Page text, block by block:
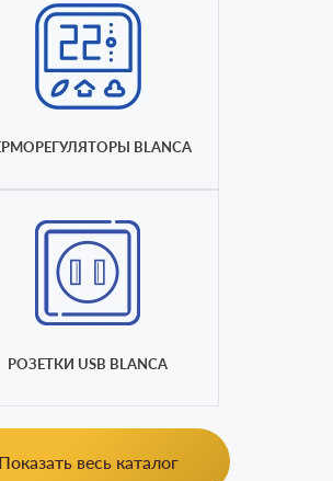
BLANCA
РОЗЕТКИ USB BLANCA
Показать весь каталог